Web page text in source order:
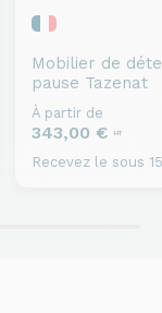
Mobilier de
pause Tazenat
À partir de
343,00 € HT
Recevez le sous